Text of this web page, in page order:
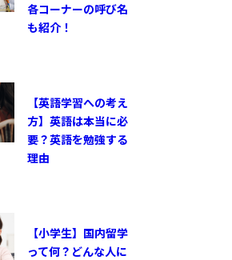
各コーナーの呼び名
も紹介！
【英語学習への考え
方】英語は本当に必
要？英語を勉強する
理由
【小学生】国内留学
って何？どんな人に